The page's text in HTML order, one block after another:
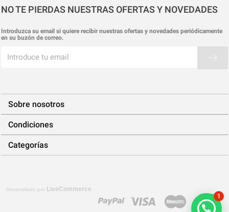
NO TE PIERDAS NUESTRAS OFERTAS Y NOVEDADES
Introduzca su email si quiere recibir nuestras ofertas y novedades periódicamente
en su buzón de correo.
Sobre nosotros
Condiciones
Categorías
Desarrollado por LiveCommerce
1